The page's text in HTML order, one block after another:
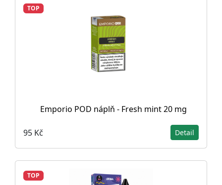
TOP
Emporio POD náplň - Fresh mint 20 mg
95 Kč Detail
TOP